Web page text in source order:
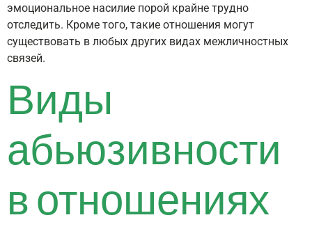
эмоциональное насилие порой крайне трудно
отследить. Кроме того, такие отношения могут
существовать в любых других видах межличностных
связей.
Виды
абьюзивности
в отношениях